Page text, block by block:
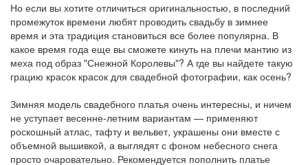
Но если вы хотите отличиться оригинальностью, в последний
промежуток времени любят проводить свадьбу в зимнее
время и эта традиция становиться все более популярна. В
какое время года еще вы сможете кинуть на плечи мантию из
меха под образ "Снежной Королевы"? А где вы найдете такую
грацию красок красок для свадебной фотографии, как осень?
Зимняя модель свадебного платья очень интересны, и ничем
не уступает весенне-летним вариантам — применяют
роскошный атлас, тафту и вельвет, украшены они вместе с
объемной вышивкой, а выглядят с фоном небесного снега
просто очаровательно. Рекомендуется пополнить платье